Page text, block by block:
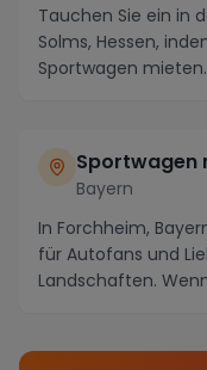
Tauchen Sie ein in
Solms, Hessen,
Sportwagen
Sportwagen
Bayern
In Forchheim,
für Autofans und
Landschaften.